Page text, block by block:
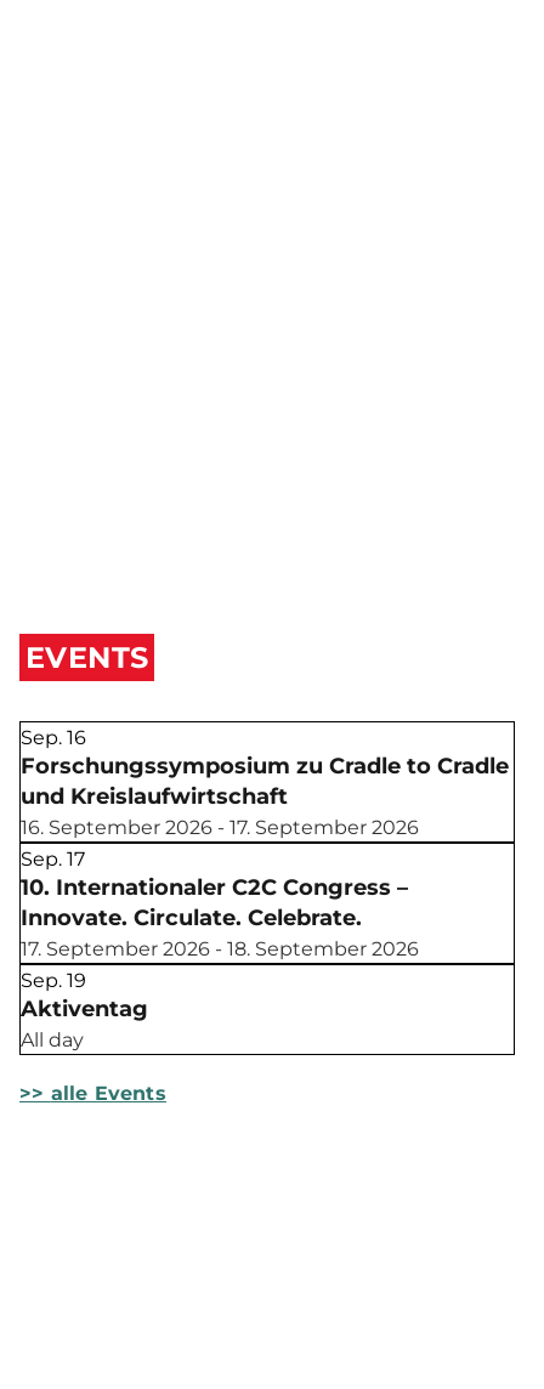
EVENTS
Sep. 16
Forschungssymposium zu Cradle to Cradle
und Kreislaufwirtschaft
16. September 2026 - 17. September 2026
Sep. 17
10. Internationaler C2C Congress –
Innovate. Circulate. Celebrate.
17. September 2026 - 18. September 2026
Sep. 19
Aktiventag
All day
>> alle Events